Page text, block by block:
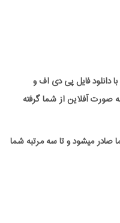
دانلود فایل پی دی اف و
آفلاین از شما گرفته
صادر میشود و تا سه مرتبه شما